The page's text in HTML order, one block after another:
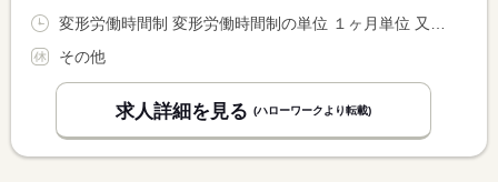
その他
求人詳細を見る (ハローワークより転載)